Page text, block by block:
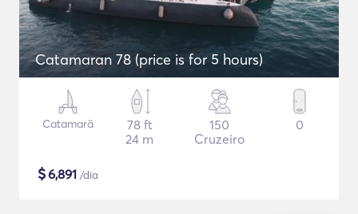
Catamaran 78 (price is for 5 hours)
Catamarã
78 ft
24 m
150
Cruzeiro
0
$6,891 /dia